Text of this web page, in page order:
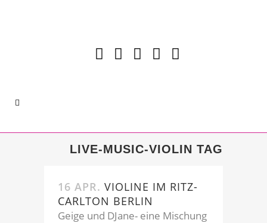
LIVE-MUSIC-VIOLIN TAG
16 APR. VIOLINE IM RITZ-
CARLTON BERLIN
Geige und DJane- eine Mischung